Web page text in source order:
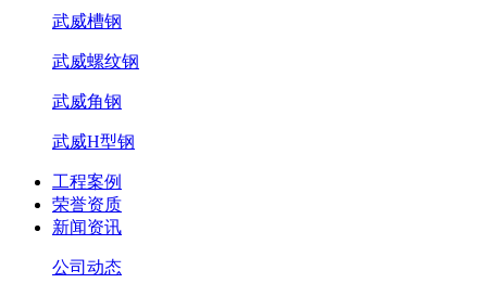
武威槽钢
武威螺纹钢
武威角钢
武威H型钢
工程案例
荣誉资质
新闻资讯
公司动态